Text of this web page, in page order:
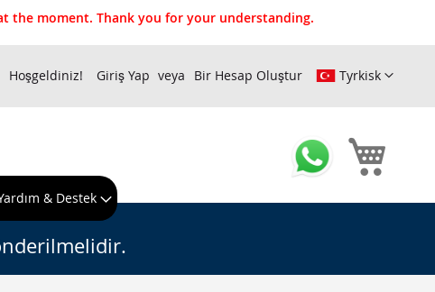
the moment. Thank you for your understanding.
Tyrkisk
Hoşgeldiniz! Giriş Yap Bir Hesap Oluştur
& Destek